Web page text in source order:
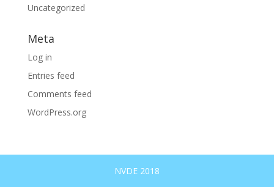
Uncategorized
Meta
Log in
Entries feed
Comments feed
WordPress.org
NVDE 2018